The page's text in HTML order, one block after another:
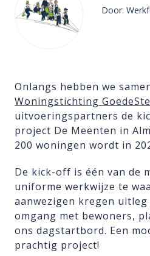
Door:
Onlangs hebben we
Woningstichting
uitvoeringspartners de
project De Meenten in
200 woningen wordt in
De kick-off is één van de
uniforme werkwijze te
aanwezigen kregen
omgang met bewoners,
ons dagstartbord. Een
prachtig project!